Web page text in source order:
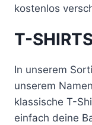
kostenlos
T-
In unserem
unserem
klassische T-
einfach deine